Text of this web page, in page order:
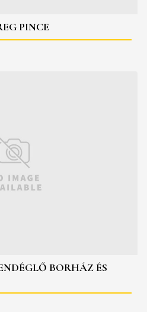
PINCE
BORHÁZ ÉS